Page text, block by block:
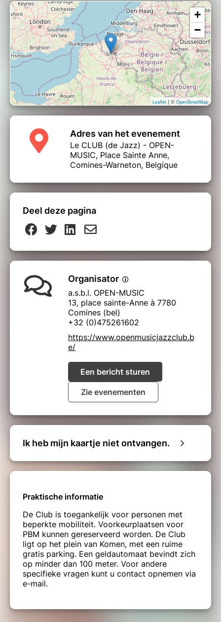
+
−
Leaflet | © OpenStreetMap
Adres van het evenement
Le CLUB (de Jazz) - OPEN-
MUSIC, Place Sainte Anne,
Comines-Warneton, Belgique
Deel deze pagina
Organisator
a.s.b.l. OPEN-MUSIC
13, place sainte-Anne à 7780
Comines (bel)
+32 (0)475261602
https://www.openmusicjazzclub.b
e/
Een bericht sturen
Zie evenementen
Ik heb mijn kaartje niet ontvangen.
Praktische informatie
De Club is toegankelijk voor personen met
beperkte mobiliteit. Voorkeurplaatsen voor
PBM kunnen gereserveerd worden. De Club
ligt op het plein van Komen, met een ruime
gratis parking. Een geldautomaat bevindt zich
op minder dan 100 meter. Voor andere
specifieke vragen kunt u contact opnemen via
e-mail.